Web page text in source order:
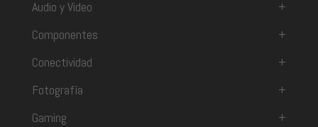
Audio y Video
+
Componentes
+
Conectividad
+
Fotografía
+
Gaming
+